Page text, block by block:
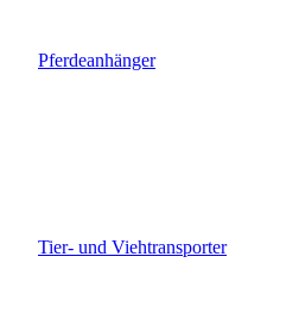
Pferdeanhänger
Tier- und Viehtransporter